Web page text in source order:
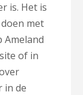
is. Het is
met
Ameland
of in
in de